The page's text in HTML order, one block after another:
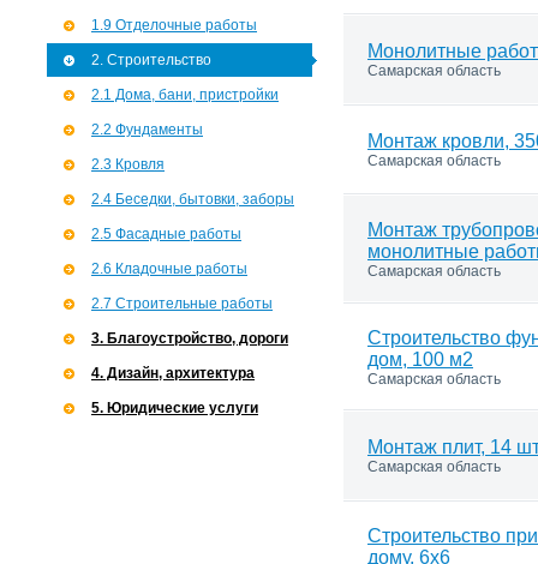
1.9 Отделочные работы
2. Строительство
2.1 Дома, бани, пристройки
2.2 Фундаменты
2.3 Кровля
2.4 Беседки, бытовки, заборы
2.5 Фасадные работы
2.6 Кладочные работы
2.7 Строительные работы
3. Благоустройство, дороги
4. Дизайн, архитектура
5. Юридические услуги
Монолитные
Самарская область
Монтаж кровли,
Самарская область
Монтаж
монолитные
Самарская область
Строительство
дом, 100 м2
Самарская область
Монтаж плит, 14
Самарская область
Строительство
дому, 6х6